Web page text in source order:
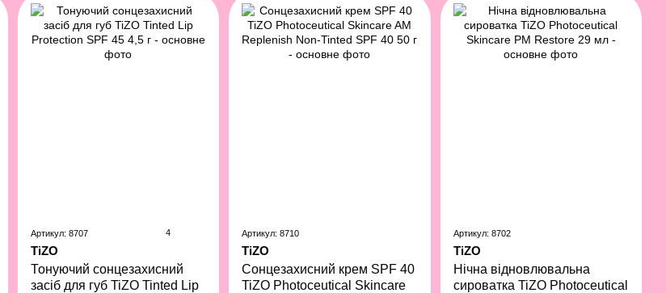
Артикул: 8707 4
TiZO
Тонуючий сонцезахисний
засіб для губ TiZO Tinted Lip
Артикул: 8710
TiZO
Сонцезахисний крем SPF 40
TiZO Photoceutical Skincare
Артикул: 8702
TiZO
Нічна відновлювальна
сироватка TiZO Photoceutical